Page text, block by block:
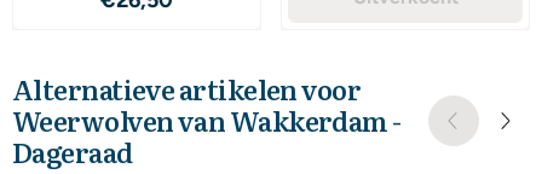
Alternatieve artikelen voor
Weerwolven van Wakkerdam -
Dageraad